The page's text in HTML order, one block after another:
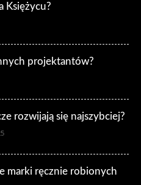
Księżycu?
projektantów?
rozwijają się najszybciej?
marki ręcznie robionych